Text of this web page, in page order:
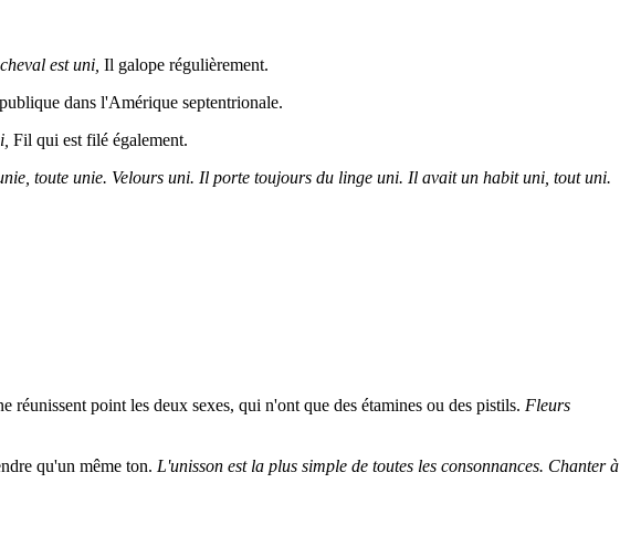
est uni, Il galope régulièrement.
dans l'Amérique septentrionale.
Fil qui est filé également.
toute unie. Velours uni. Il porte toujours du linge uni. Il avait un habit uni, tout uni.
réunissent point les deux sexes, qui n'ont que des étamines ou des pistils. Fleurs
qu'un même ton. L'unisson est la plus simple de toutes les consonnances. Chanter à